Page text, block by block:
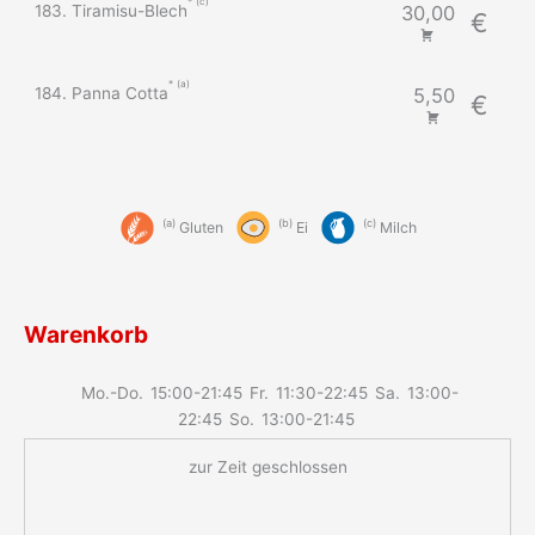
183. Tiramisu-Blech 30,00 €
184. Panna Cotta a 5,50 €
a Gluten b Ei c Milch
Warenkorb
Mo.-Do. 15:00-21:45 Fr. 11:30-22:45 Sa. 13:00-
22:45 So. 13:00-21:45
zur Zeit geschlossen